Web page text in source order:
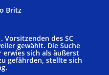
Britz
Vorsitzenden des SC
gewählt. Die Suche
erwies sich als äußerst
gefährden, stellte sich